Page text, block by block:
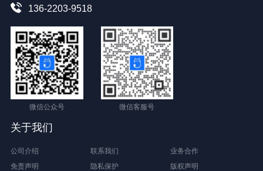
136-2203-9518
微信公众号 微信客服号
关于我们
公司介绍 联系我们
业务合作
免责声明
隐私保护 版权声明